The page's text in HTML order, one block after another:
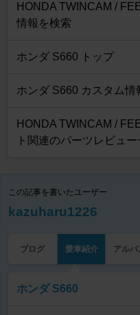
HONDA TWINCAM /
情報を検索
ホンダ S660 トップ
ホンダ S660 カスタム情
HONDA TWINCAM /
ト関連のパーツレビュー
この記事を書いたユーザー
kazuharu1226
ブログ 愛車紹介 アルバ
ホンダ S660